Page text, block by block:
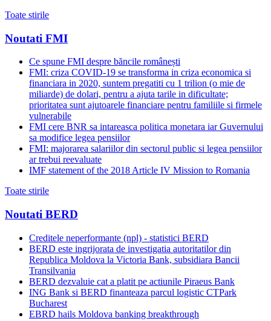
Toate stirile
Noutati FMI
Ce spune FMI despre băncile românești
FMI: criza COVID-19 se transforma in criza economica si
financiara in 2020, suntem pregatiti cu 1 trilion (o mie de
miliarde) de dolari, pentru a ajuta tarile in dificultate;
prioritatea sunt ajutoarele financiare pentru familiile si firmele
vulnerabile
FMI cere BNR sa intareasca politica monetara iar Guvernului
sa modifice legea pensiilor
FMI: majorarea salariilor din sectorul public si legea pensiilor
ar trebui reevaluate
IMF statement of the 2018 Article IV Mission to Romania
Toate stirile
Noutati BERD
Creditele neperformante (npl) - statistici BERD
BERD este ingrijorata de investigatia autoritatilor din
Republica Moldova la Victoria Bank, subsidiara Bancii
Transilvania
BERD dezvaluie cat a platit pe actiunile Piraeus Bank
ING Bank si BERD finanteaza parcul logistic CTPark
Bucharest
EBRD hails Moldova banking breakthrough